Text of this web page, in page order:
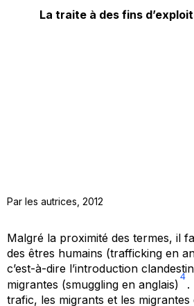
La traite à des fins
Par les autrices, 2012
Malgré la proximité des termes, il
des êtres humains (trafficking en
c’est-à-dire l’introduction
migrantes (smuggling en anglais)
4
.
trafic, les migrants et les